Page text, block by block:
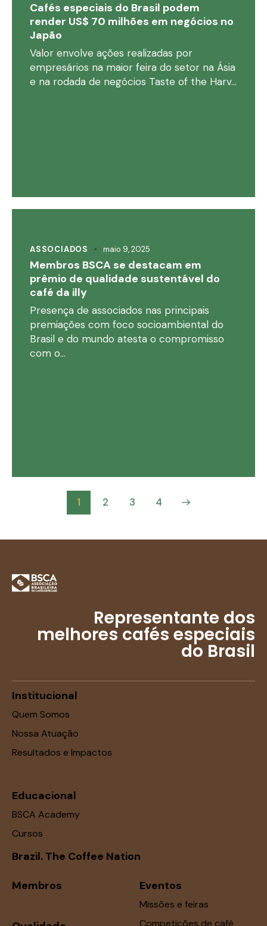
Cafés especiais do Brasil podem
render US$ 70 milhões em negócios no
Japão
Valor envolve ações realizadas por
empresários na maior feira do setor na Ásia
e na rodada de negócios Taste of the Harv…
ASSOCIADOS maio 9, 2025
Membros BSCA se destacam em
prêmio de qualidade sustentável do
café da illy
Presença de associados nas principais
premiações com foco socioambiental do
Brasil e do mundo atesta o compromisso
com o…
1 2 3 4
Representante dos
melhores cafés especiais
do Brasil
Institucional
Quem Somos
Nossa Atuação
Resultados e Impactos
Educacional
BSCA Academy
Cursos
Brazil. The Coffee Nation
Membros Eventos
Missões e feiras
Competições de café